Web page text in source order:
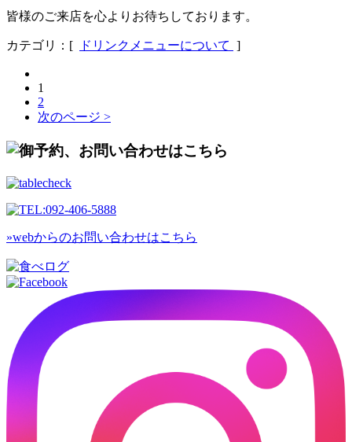
皆様のご来店を心よりお待ちしております。
カテゴリ：[ ドリンクメニューについて ]
1
2
次のページ >
»webからのお問い合わせはこちら